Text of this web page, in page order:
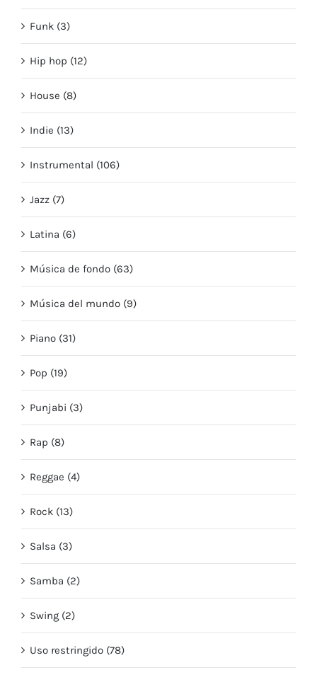
Funk (3)
Hip hop (12)
House (8)
Indie (13)
Instrumental (106)
Jazz (7)
Latina (6)
Música de fondo (63)
Música del mundo (9)
Piano (31)
Pop (19)
Punjabi (3)
Rap (8)
Reggae (4)
Rock (13)
Salsa (3)
Samba (2)
Swing (2)
Uso restringido (78)